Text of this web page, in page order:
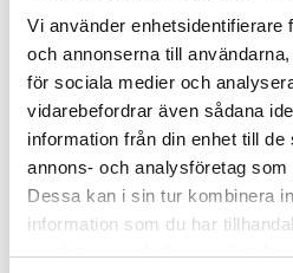
Vi använder enhetsidentifierare
och annonserna till
för sociala medier och
vidarebefordrar även sådana
information från din enhet till
annons- och analysföretag
Dessa kan i sin tur kombinera
information som du har
samlat in när du har använt
Finns i lager (4 st)
Inkl. moms:
Lägg
Trygg betalning
Ekologiskt utbud